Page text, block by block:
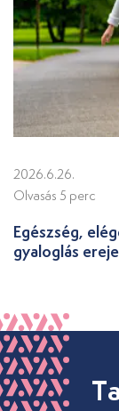
2026.6.26.
Olvasás 5 perc
Egészség,
gyaloglás ereje